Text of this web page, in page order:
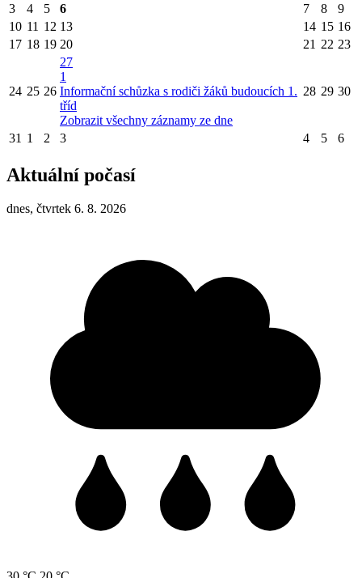
3
4 5 6 7 8
9
10 11 12 13 14 15 16
17 18 19 20 21 22 23
24 25 26
27
1
Informační schůzka s rodiči žáků budoucích 1.
tříd
Zobrazit všechny záznamy ze dne
28 29 30
31 1 2 3 4 5 6
Aktuální počasí
dnes, čtvrtek 6. 8. 2026